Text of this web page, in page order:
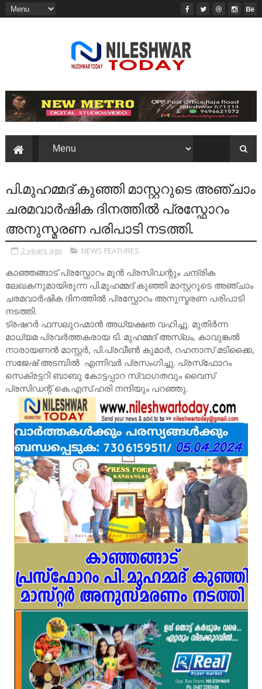
പി.മുഹമ്മദ് കുഞ്ഞി മാസ്റ്ററുടെ അഞ്ചാം
ചരമവാർഷിക ദിനത്തിൽ പ്രസ്ഫോറം
അനുസ്മരണ പരിപാടി നടത്തി.
2 years ago NEWS FEATURES
കാഞ്ഞങ്ങാട് പ്രസ്ഫോറം മുൻ പ്രസിഡന്റും ചന്ദ്രിക
ലേഖകനുമായിരുന്ന പി.മുഹമ്മദ് കുഞ്ഞി മാസ്റ്ററുടെ അഞ്ചാം
ചരമവാർഷിക ദിനത്തിൽ പ്രസ്ഫോറം അനുസ്മരണ പരിപാടി
നടത്തി.
ട്രഷറർ ഫസലുറഹ്മാൻ അധ്യക്ഷത വഹിച്ചു. മുതിർന്ന
മാധ്യമ പ്രവർത്തകരായ ടി. മുഹമ്മദ് അസ്ലം, കാവുങ്കൽ
നാരായണൻ മാസ്റ്റർ, പി.പ്രവീൺ കുമാർ, റഹനാസ് മടിക്കൈ,
സജേഷ് അടമ്പിൽ എന്നിവർ പ്രസംഗിച്ചു. പ്രസ്‌ഫോറം
സെക്രട്ടറി ബാബു കോട്ടപ്പാറ സ്വാഗതവും വൈസ്
പ്രസിഡന്റ് കെ.എസ്.ഹരി നന്ദിയും പറഞ്ഞു.